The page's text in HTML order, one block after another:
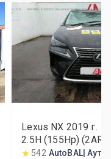
Lexus NX 2019 г.
2.5H (155Hp) (2AR-
CVT542 AutoBAL|